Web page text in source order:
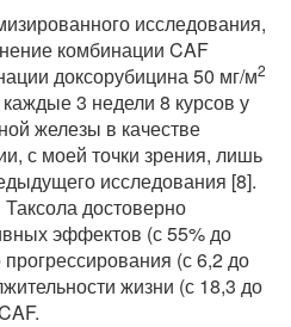
исследования,
комбинации CAF
доксорубицина 50 мг/м2
3 недели 8 курсов у
железы в качестве
с моей точки зрения, лишь
исследования [8].
достоверно
эффектов (с 55% до
(с 6,2 до
жизни (с 18,3 до